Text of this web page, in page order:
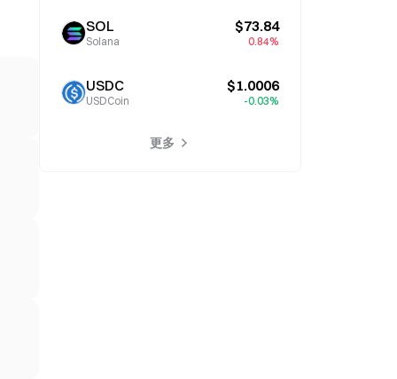
SOL
Solana
$73.84
0.84%
USDC
USDCoin
$1.0006
-0.03%
更多